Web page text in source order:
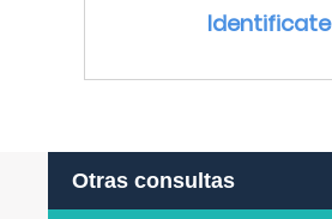
Identificate
Otras consultas